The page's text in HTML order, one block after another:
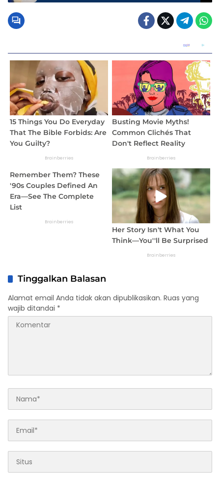
Tinggalkan Balasan
Alamat email Anda tidak akan dipublikasikan. Ruas yang
wajib ditandai *